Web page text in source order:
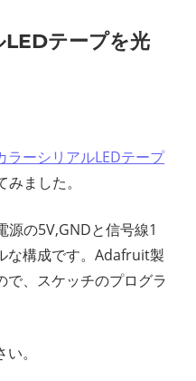
ン
テープを光
ラーシリアルLEDテープ
ました。
の5V,GNDと信号線1
な構成です。Adafruit製
で、スケッチのプログラ
。